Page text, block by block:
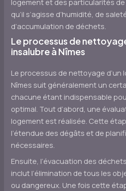
logement et des particularités
qu’il s’agisse d’humidité, de
d’accumulation de déchets.
Le processus de
insalubre à Nîmes
Le processus de nettoyage d’un
Nîmes suit généralement un
chacune étant indispensable
optimal. Tout d’abord, une
logement est réalisée. Cette
l’étendue des dégâts et de
nécessaires.
Ensuite, l’évacuation des
inclut l’élimination de tous les
ou dangereux. Une fois cette